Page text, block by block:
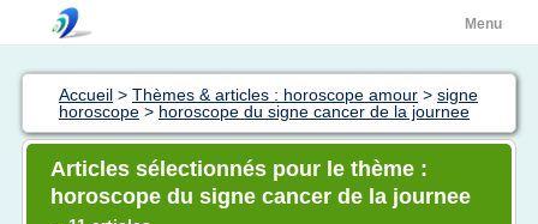
Menu
Accueil > Thèmes & articles : horoscope amour > signe
horoscope > horoscope du signe cancer de la journee
Articles sélectionnés pour le thème :
horoscope du signe cancer de la journee